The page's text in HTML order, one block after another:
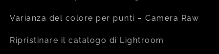
Varianza del colore per punti – Camera Raw
Ripristinare il catalogo di Lightroom